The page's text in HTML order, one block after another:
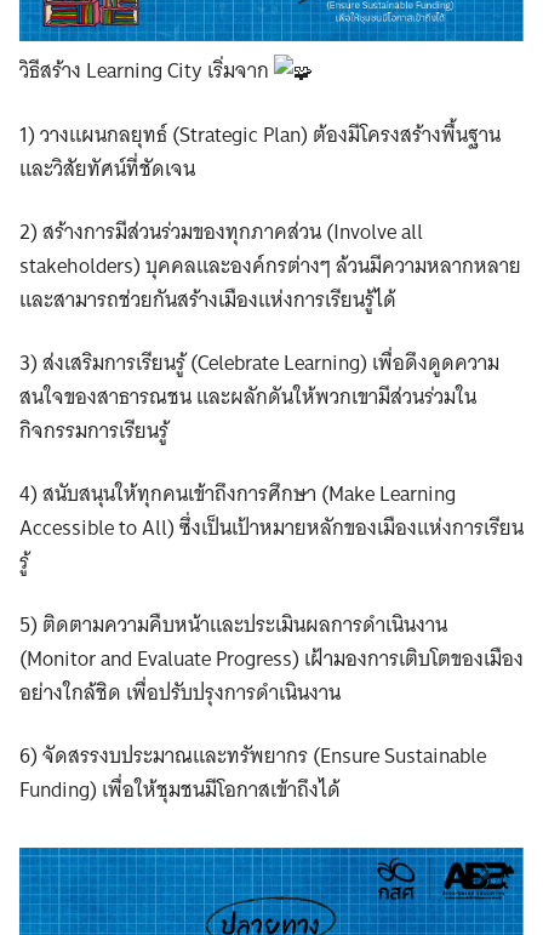
วิธีสร้าง Learning City เริ่มจาก
1) วางแผนกลยุทธ์ (Strategic Plan) ต้องมีโครงสร้างพื้นฐาน
และวิสัยทัศน์ที่ชัดเจน
2) สร้างการมีส่วนร่วมของทุกภาคส่วน (Involve all
stakeholders) บุคคลและองค์กรต่างๆ ล้วนมีความหลากหลาย
และสามารถช่วยกันสร้างเมืองแห่งการเรียนรู้ได้
3) ส่งเสริมการเรียนรู้ (Celebrate Learning) เพื่อดึงดูดความ
สนใจของสาธารณชน และผลักดันให้พวกเขามีส่วนร่วมใน
กิจกรรมการเรียนรู้
4) สนับสนุนให้ทุกคนเข้าถึงการศึกษา (Make Learning
Accessible to All) ซึ่งเป็นเป้าหมายหลักของเมืองแห่งการเรียน
รู้
5) ติดตามความคืบหน้าและประเมินผลการดำเนินงาน
(Monitor and Evaluate Progress) เฝ้ามองการเติบโตของเมือง
อย่างใกล้ชิด เพื่อปรับปรุงการดำเนินงาน
6) จัดสรรงบประมาณและทรัพยากร (Ensure Sustainable
Funding) เพื่อให้ชุมชนมีโอกาสเข้าถึงได้